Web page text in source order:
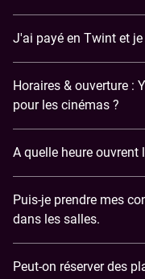
J'ai payé en Twint et je
Horaires & ouverture :
pour les cinémas ?
A quelle heure ouvrent
Puis-je prendre mes
dans les salles.
Peut-on réserver des